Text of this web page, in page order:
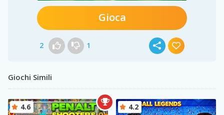
Gioca
2 1
Giochi Simili
4.6 4.2